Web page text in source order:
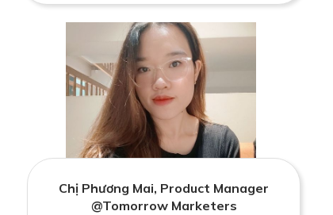
Chị Phương Mai, Product Manager
@Tomorrow Marketers